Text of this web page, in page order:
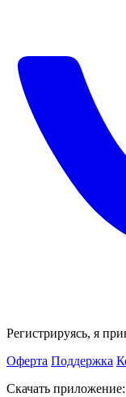
Регистрируясь, я
Оферта Поддержка
Скачать приложение: